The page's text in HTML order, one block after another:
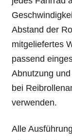
Abstand der
mitgeliefertes
passend
Abnutzung
bei
verwenden.
Alle